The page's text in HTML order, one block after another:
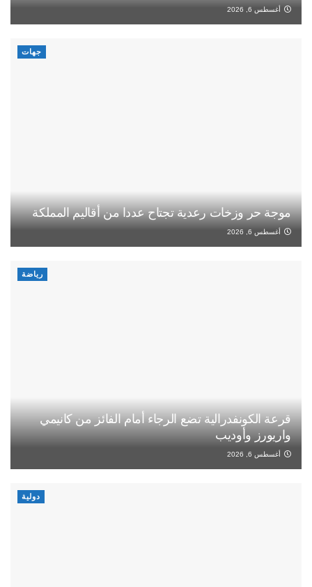
أغسطس 6, 2026
جهات
موجة حر وزخات رعدية تجتاح عددا من أقاليم المملكة
أغسطس 6, 2026
رياضة
قرعة الكونفدرالية تضع الرجاء أمام الفائز من كانيمي
واريورز وأوديب
أغسطس 6, 2026
دولية